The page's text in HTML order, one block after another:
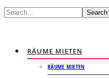
Search
RÄUME MIETEN
RÄUME MIETEN